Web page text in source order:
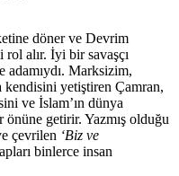
döner ve Devrim
rol alır. İyi bir savaşçı
Marksizim,
kendisini yetiştiren Çamran,
ve İslam’ın dünya
getirir. Yazmış olduğu
çevrilen ‘Biz ve
binlerce insan